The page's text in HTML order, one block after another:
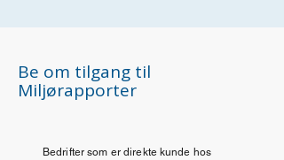
Be om tilgang til
Miljørapporter
Bedrifter som er direkte kunde hos